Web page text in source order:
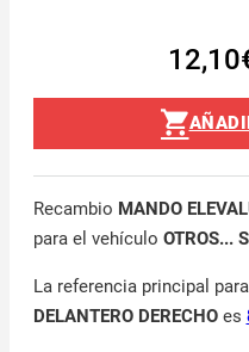
12,10
Recambio MANDO
para el vehículo OTROS...
La referencia principal para
DELANTERO DERECHOes